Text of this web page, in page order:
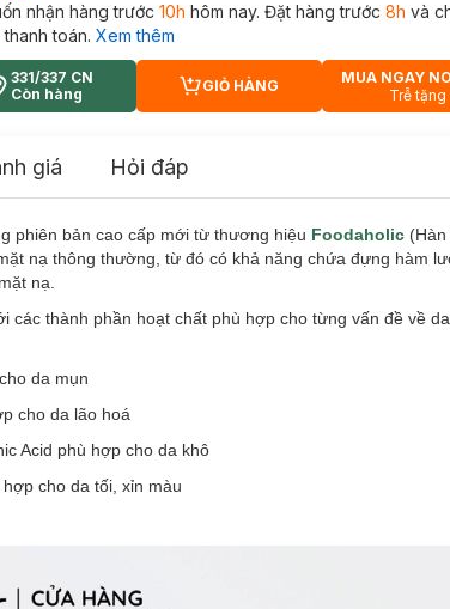
nhận hàng trước 10h hôm nay. Đặt hàng trước 8h và
toán. Xem thêm
331/337 CN
Còn hàng
CART PLUS ICON
GIỎ HÀNG
MUA NGAY
Trễ tặng
giá Hỏi đáp
phiên bản cao cấp mới từ thương hiệu Foodaholic
nạ thông thường, từ đó có khả năng chứa đựng hàm
nạ.
các thành phần hoạt chất phù hợp cho từng vấn đề về
da mụn
cho da lão hoá
Acid phù hợp cho da khô
cho da tối, xỉn màu